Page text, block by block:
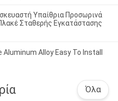
Υπαίθρια Προσωρινά
Σταθερής Εγκατάστασης
Alloy Easy To Install
Όλα